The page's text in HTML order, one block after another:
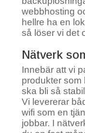
webbhosting
hellre ha en
så löser vi det
Nätverk
Innebär att vi
produkter som
ska bli så
Vi levererar
wifi som en
jobbar. I